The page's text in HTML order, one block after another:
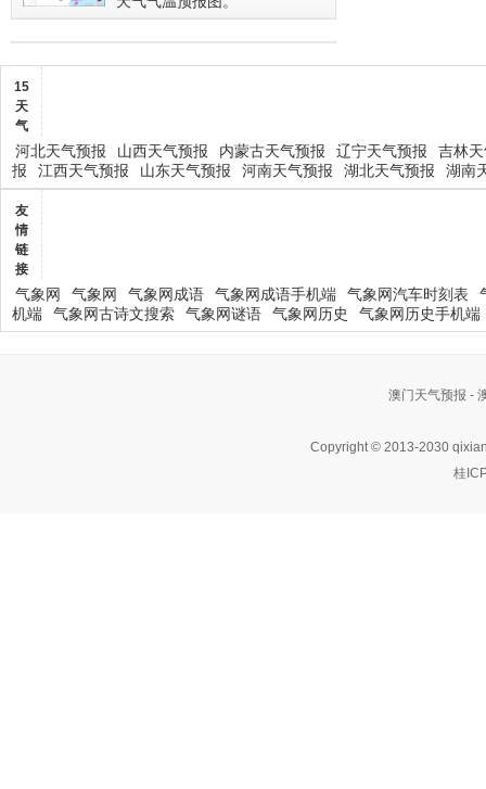
15
天
气
河北天气预报 山西天气预报 内蒙古天气预报 辽宁天气预报
吉林
报
江西天气预报 山东天气预报 河南天气预报 湖北天气预报 湖南
友
情
链
接
气象网 气象网 气象网成语 气象网成语手机端 气象网汽车时刻表
机端
气象网古诗文搜索 气象网谜语 气象网历史 气象网历史手机端
澳门天气预报 -
Copyright © 2013-2030
桂